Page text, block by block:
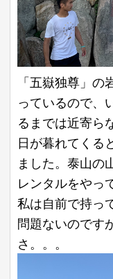
「五嶽独尊」
っているので、
るまでは近寄ら
日が暮れてくる
ました。泰山の
レンタルをやっ
私は自前で持っ
問題ないのです
さ。。。